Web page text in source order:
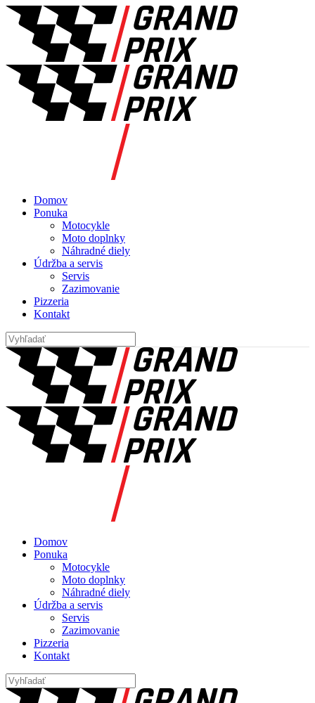
Domov
Ponuka
Motocykle
Moto doplnky
Náhradné diely
Údržba a servis
Servis
Zazimovanie
Pizzeria
Kontakt
Domov
Ponuka
Motocykle
Moto doplnky
Náhradné diely
Údržba a servis
Servis
Zazimovanie
Pizzeria
Kontakt